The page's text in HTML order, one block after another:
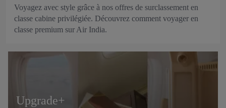
Voyagez avec style grâce à nos offres de surclassement en
classe cabine privilégiée. Découvrez comment voyager en
classe premium sur Air India.
Upgrade+